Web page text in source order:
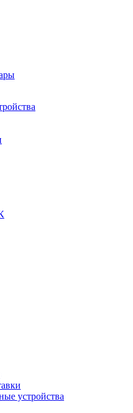
устройства